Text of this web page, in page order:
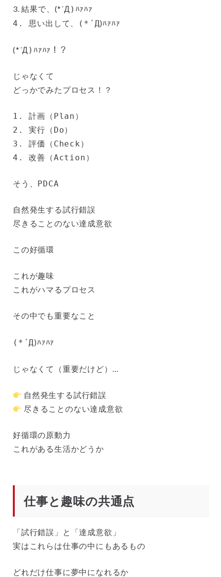
3. 結果で、(*´Д )ﾊｧﾊｧ
4. 思い出して、(*´Д)ﾊｧﾊｧ
(*´Д )ﾊｧﾊｧ！？
じゃなくて
どっかでみたプロセス！？
1. 計画（Plan）
2. 実行（Do）
3. 評価（Check）
4. 改善（Action）
そう、PDCA
自然発生する試行錯誤
尽きることのない達成意欲
この好循環
これが趣味
これがハマるプロセス
その中でも重要なこと
(*´Д)ﾊｧﾊｧ
じゃなくて（重要だけど）…
自然発生する試行錯誤
尽きることのない達成意欲
好循環の原動力
これがある生活かどうか
仕事と趣味の共通点
「試行錯誤」と「達成意欲」
実はこれらは仕事の中にもあるもの
どれだけ仕事に夢中になれるか